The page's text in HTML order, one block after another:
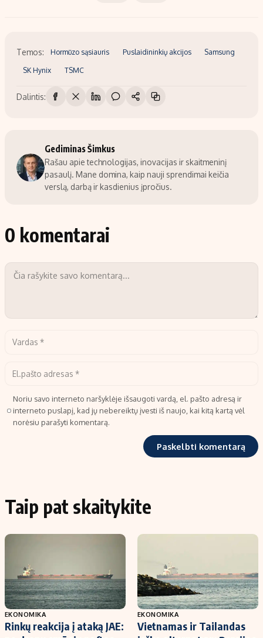
Temos: Hormūzo sąsiauris Puslaidininkių akcijos Samsung
SK Hynix TSMC
Dalintis:
Gediminas Šimkus
Rašau apie technologijas, inovacijas ir skaitmeninį
pasaulį. Mane domina, kaip nauji sprendimai keičia
verslą, darbą ir kasdienius įpročius.
0 komentarai
Noriu savo interneto naršyklėje išsaugoti vardą, el. pašto adresą ir
interneto puslapį, kad jų nebereiktų įvesti iš naujo, kai kitą kartą vėl
norėsiu parašyti komentarą.
Taip pat skaitykite
EKONOMIKA
Rinkų reakcija į ataką JAE:
EKONOMIKA
Vietnamas ir Tailandas